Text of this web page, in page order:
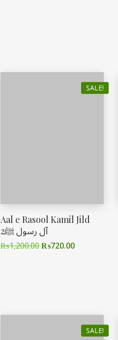
SALE!
Aal e Rasool Kamil Jild
2آل رسول ﷺ
₨1,200.00₨720.00
SALE!